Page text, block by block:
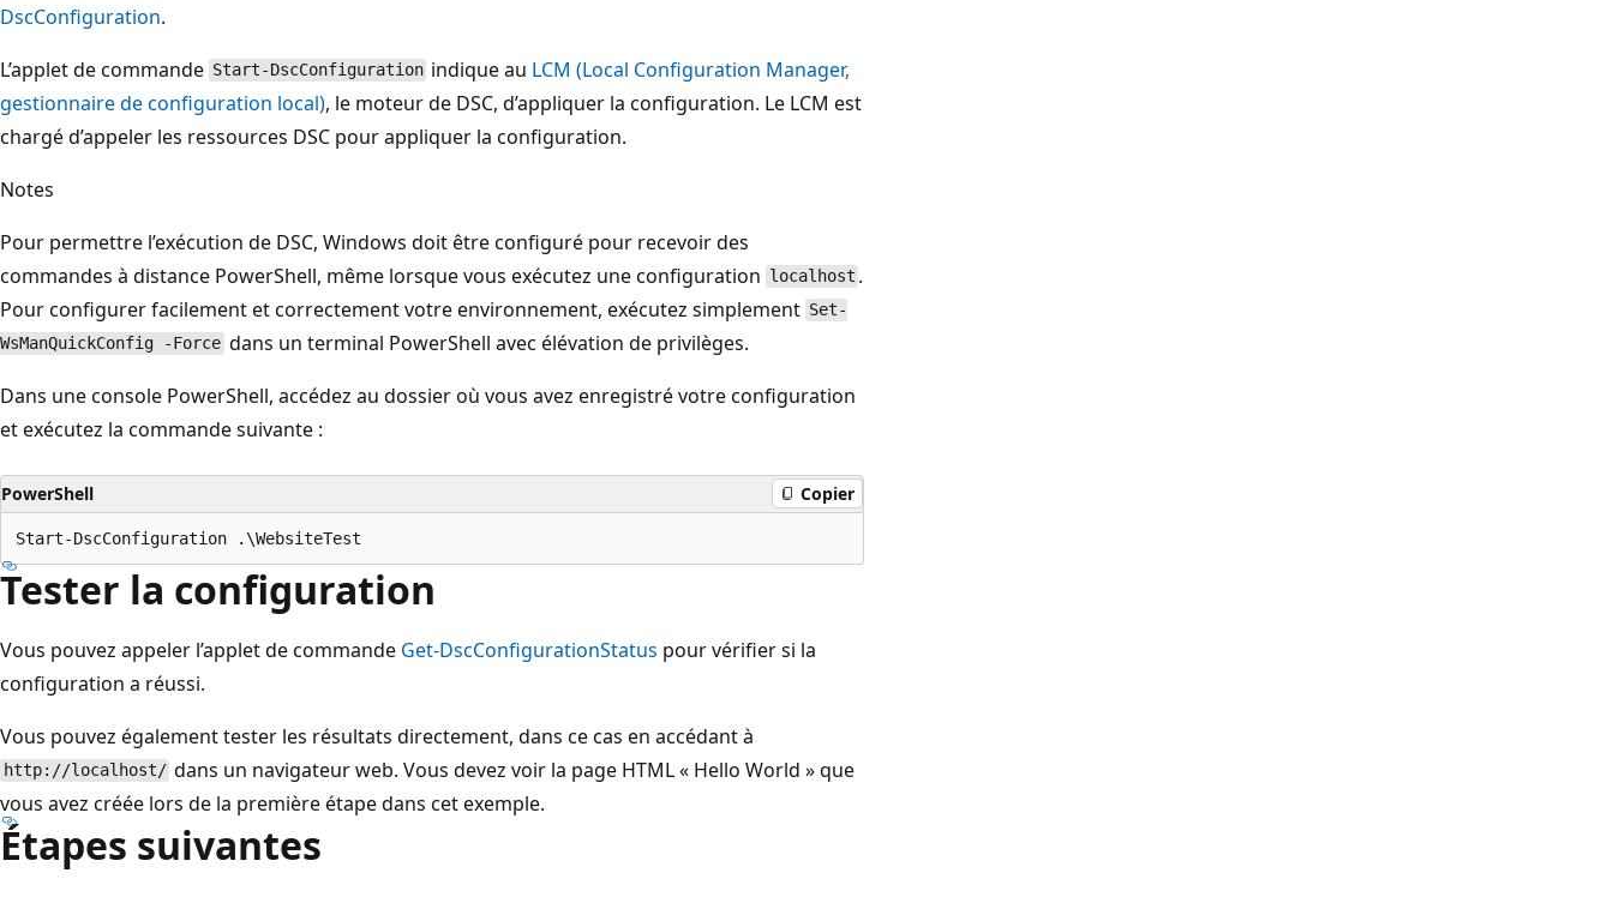
DscConfiguration.
L’applet de commande Start-DscConfiguration indique au LCM (Local Configuration Manager,
gestionnaire de configuration local), le moteur de DSC, d’appliquer la configuration. Le LCM est
chargé d’appeler les ressources DSC pour appliquer la configuration.
Notes
Pour permettre l’exécution de DSC, Windows doit être configuré pour recevoir des
commandes à distance PowerShell, même lorsque vous exécutez une configuration localhost .
Pour configurer facilement et correctement votre environnement, exécutez simplement Set-
WsManQuickConfig -Force dans un terminal PowerShell avec élévation de privilèges.
Dans une console PowerShell, accédez au dossier où vous avez enregistré votre configuration
et exécutez la commande suivante :
PowerShell Copier
Tester la configuration
Vous pouvez appeler l’applet de commande Get-DscConfigurationStatus pour vérifier si la
configuration a réussi.
Vous pouvez également tester les résultats directement, dans ce cas en accédant à
http://localhost/ dans un navigateur web. Vous devez voir la page HTML « Hello World » que
vous avez créée lors de la première étape dans cet exemple.
Étapes suivantes